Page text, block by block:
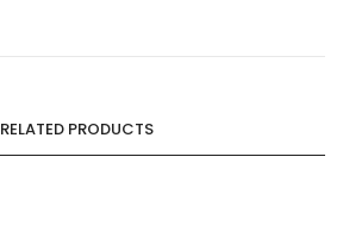
RELATED PRODUCTS